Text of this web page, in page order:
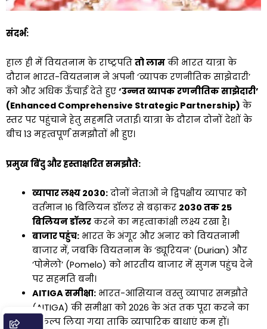
संदर्भ:
हाल ही में वियतनाम के राष्ट्रपति तो लाम की भारत यात्रा के
दौरान भारत-वियतनाम ने अपनी ‘व्यापक रणनीतिक साझेदारी’
को और अधिक ऊँचाई देते हुए ‘उन्नत व्यापक रणनीतिक साझेदारी’
(Enhanced Comprehensive Strategic Partnership) के
स्तर पर पहुंचाने हेतु सहमति जताई। यात्रा के दौरान दोनों देशों के
बीच 13 महत्वपूर्ण समझौतों भी हुए।
प्रमुख बिंदु और हस्ताक्षरित समझौते:
व्यापार लक्ष्य 2030:दोनों नेताओं ने द्विपक्षीय व्यापार को
वर्तमान 16 बिलियन डॉलर से बढ़ाकर 2030 तक 25
बिलियन डॉलरकरने का महत्वाकांक्षी लक्ष्य रखा है।
बाजार पहुंच:भारत के अंगूर और अनार को वियतनामी
बाजार में, जबकि वियतनाम के ‘ड्यूरियन’ (Durian) और
‘पोमेलो’ (Pomelo) को भारतीय बाजार में सुगम पहुंच देने
पर सहमति बनी।
AITIGA समीक्षा:भारत-आसियान वस्तु व्यापार समझौते
(AITIGA) की समीक्षा को 2026 के अंत तक पूरा करने का
संकल्प लिया गया ताकि व्यापारिक बाधाएं कम हों।